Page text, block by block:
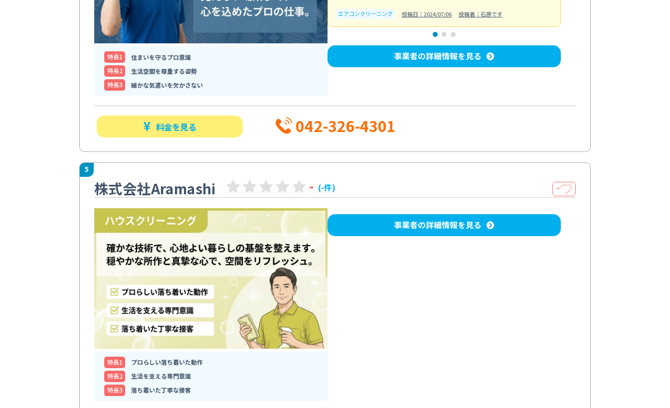
特⻑1
住まいを守るプロ意識
特⻑2
生活空間を尊重する姿勢
特⻑3
細かな気遣いを欠かさない
エアコンクリーニング 投稿日：2024/07/06 投稿者：石原です
事業者の詳細情報を見る
料金を見る 042-326-4301
5
株式会社Aramashi - (-件) ＋
特⻑1
プロらしい落ち着いた動作
特⻑2
生活を支える専門意識
特⻑3
落ち着いた丁寧な接客
事業者の詳細情報を見る